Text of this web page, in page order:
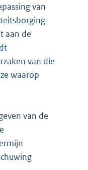
van
aan de
van die
waarop
van de